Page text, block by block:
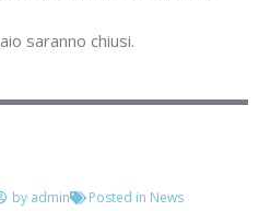
saranno chiusi.
by admin Posted in News